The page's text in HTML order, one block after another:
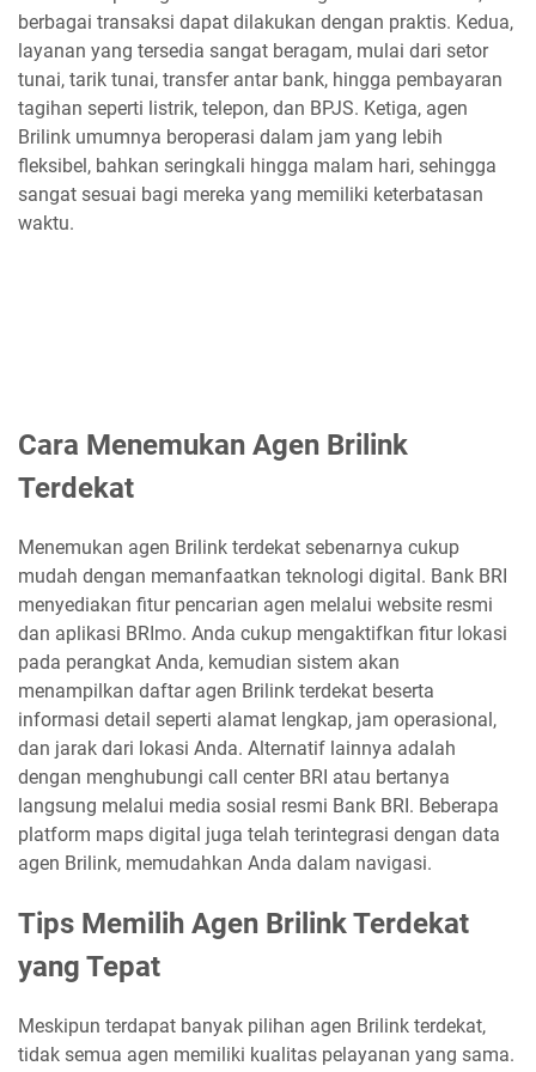
berbagai transaksi dapat dilakukan dengan praktis. Kedua,
layanan yang tersedia sangat beragam, mulai dari setor
tunai, tarik tunai, transfer antar bank, hingga pembayaran
tagihan seperti listrik, telepon, dan BPJS. Ketiga, agen
Brilink umumnya beroperasi dalam jam yang lebih
fleksibel, bahkan seringkali hingga malam hari, sehingga
sangat sesuai bagi mereka yang memiliki keterbatasan
waktu.
Cara Menemukan Agen Brilink
Terdekat
Menemukan agen Brilink terdekat sebenarnya cukup
mudah dengan memanfaatkan teknologi digital. Bank BRI
menyediakan fitur pencarian agen melalui website resmi
dan aplikasi BRImo. Anda cukup mengaktifkan fitur lokasi
pada perangkat Anda, kemudian sistem akan
menampilkan daftar agen Brilink terdekat beserta
informasi detail seperti alamat lengkap, jam operasional,
dan jarak dari lokasi Anda. Alternatif lainnya adalah
dengan menghubungi call center BRI atau bertanya
langsung melalui media sosial resmi Bank BRI. Beberapa
platform maps digital juga telah terintegrasi dengan data
agen Brilink, memudahkan Anda dalam navigasi.
Tips Memilih Agen Brilink Terdekat
yang Tepat
Meskipun terdapat banyak pilihan agen Brilink terdekat,
tidak semua agen memiliki kualitas pelayanan yang sama.